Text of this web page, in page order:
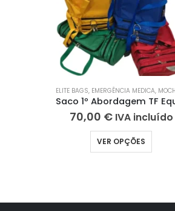
ELITE BAGS, EMERGÊNCIA MEDICA,
70,00 € IVA incluído
VER OPÇÕES